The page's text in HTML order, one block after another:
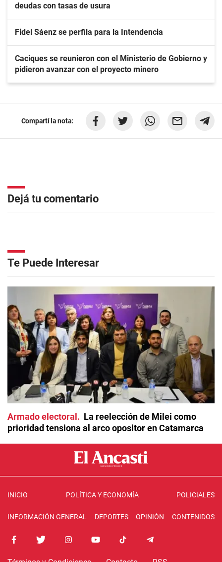
deudas con tasas de usura
Fidel Sáenz se perfila para la Intendencia
Caciques se reunieron con el Ministerio de Gobierno y
pidieron avanzar con el proyecto minero
Compartí la nota:
Dejá tu comentario
Te Puede Interesar
Armado electoral
La reelección de Milei como
prioridad tensiona al arco opositor en Catamarca
INICIO POLÍTICA Y ECONOMÍA POLICIALES
INFORMACIÓN GENERAL DEPORTES OPINIÓN CONTENIDOS